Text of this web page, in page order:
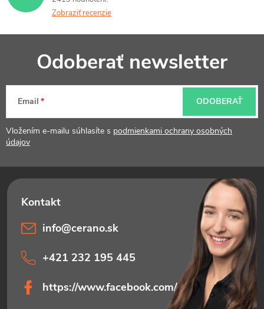
Zobraziť recenzie
p
ä
i
e
Odoberať newsletter
Email
Vložením e-mailu súhlasíte s podmienkami ochrany osobných
údajov
ODOBERAŤ
info@cerano.sk
+421 232 195 445
https://www.facebook.com/ceranosk